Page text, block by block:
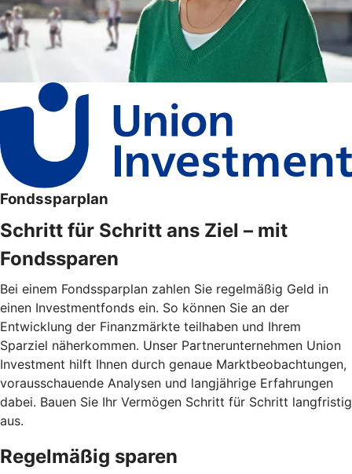
Fondssparplan
Schritt für Schritt ans Ziel – mit
Fondssparen
Bei einem Fondssparplan zahlen Sie regelmäßig Geld in
einen Investmentfonds ein. So können Sie an der
Entwicklung der Finanzmärkte teilhaben und Ihrem
Sparziel näherkommen. Unser Partnerunternehmen Union
Investment hilft Ihnen durch genaue Marktbeobachtungen,
vorausschauende Analysen und langjährige Erfahrungen
dabei. Bauen Sie Ihr Vermögen Schritt für Schritt langfristig
aus.
Regelmäßig sparen